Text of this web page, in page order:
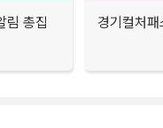
림 총집
경기컬처